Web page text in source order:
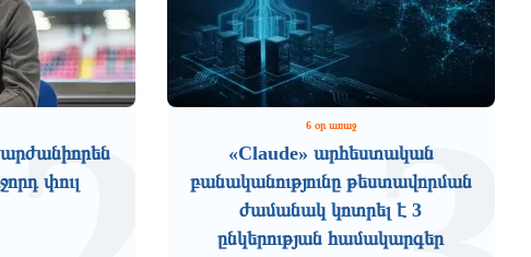
փուլ
6 օր առաջ
«Claude» արհեստական
բանականությունը թեստավորման
ժամանակ կոտրել է 3
ընկերության համակարգեր